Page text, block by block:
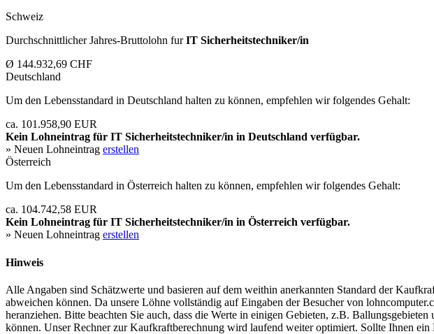
Schweiz
Durchschnittlicher Jahres-Bruttolohn furIT Sicherheitstechniker/in
Ø 144.932,69 CHF
Deutschland
Um den Lebensstandard in Deutschland halten zu können, empfehlen wir folgendes Gehalt:
ca. 101.958,90 EUR
Kein Lohneintrag für IT Sicherheitstechniker/in in Deutschland verfügbar.
» Neuen Lohneintrag erstellen
Österreich
Um den Lebensstandard in Österreich halten zu können, empfehlen wir folgendes Gehalt:
ca. 104.742,58 EUR
Kein Lohneintrag für IT Sicherheitstechniker/in in Österreich verfügbar.
» Neuen Lohneintrag erstellen
Hinweis
Alle Angaben sind Schätzwerte und basieren auf dem weithin anerkannten Standard der
abweichen können. Da unsere Löhne vollständig auf Eingaben der Besucher von
heranziehen. Bitte beachten Sie auch, dass die Werte in einigen Gebieten, z.B.
können. Unser Rechner zur Kaufkraftberechnung wird laufend weiter optimiert. Sollte Ihnen ein